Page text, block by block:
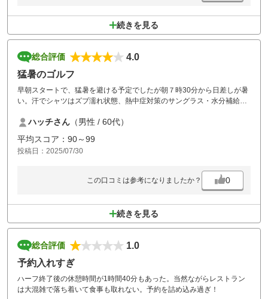
続きを見る
総合評価
4.0
猛暑のゴルフ
早朝スタートで、猛暑を避ける予定でしたが朝７時30分から日差しが暑
い。汗でシャツはズブ濡れ状態、熱中症対策のサングラス・水分補給・
石川ゴルフさんにクールカートが新たに導入され、一人500円で使用出
来るとの事。
今回使用しなかったので後悔しました。次回はこれを利用させて頂きま
す。
ハッチさん （男性 / 60代）
平均スコア：90～99
投稿日：2025/07/30
この口コミは参考になりましたか？ 0
続きを見る
総合評価
1.0
予約入れすぎ
ハーフ終了後の休憩時間が1時間40分もあった。当然ながらレストラン
は大混雑で落ち着いて食事も取れない。予約を詰め込み過ぎ！